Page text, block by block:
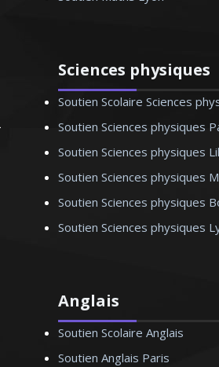
Sciences physiques
Soutien Scolaire Sciences
Soutien Sciences physiques
Soutien Sciences physiques
Soutien Sciences physiques
Soutien Sciences physiques
Soutien Sciences physiques
Anglais
Soutien Scolaire Anglais
Soutien Anglais Paris